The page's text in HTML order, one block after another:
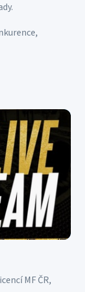
MF ČR,